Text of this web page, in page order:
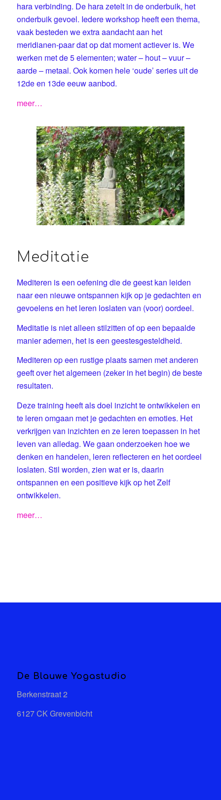
hara verbinding. De hara zetelt in de onderbuik, het
onderbuik gevoel. Iedere workshop heeft een thema,
vaak besteden we extra aandacht aan het
meridianen-paar dat op dat moment actiever is. We
werken met de 5 elementen; water – hout – vuur –
aarde – metaal. Ook komen hele ‘oude’ series uit de
12de en 13de eeuw aanbod.
meer…
Meditatie
Mediteren is een oefening die de geest kan leiden
naar een nieuwe ontspannen kijk op je gedachten en
gevoelens en het leren loslaten van (voor) oordeel.
Meditatie is niet alleen stilzitten of op een bepaalde
manier ademen, het is een geestesgesteldheid.
Mediteren op een rustige plaats samen met anderen
geeft over het algemeen (zeker in het begin) de beste
resultaten.
Deze training heeft als doel inzicht te ontwikkelen en
te leren omgaan met je gedachten en emoties. Het
verkrijgen van inzichten en ze leren toepassen in het
leven van alledag. We gaan onderzoeken hoe we
denken en handelen, leren reflecteren en het oordeel
loslaten. Stil worden, zien wat er is, daarin
ontspannen en een positieve kijk op het Zelf
ontwikkelen.
meer…
De Blauwe Yogastudio
Berkenstraat 2
6127 CK Grevenbicht